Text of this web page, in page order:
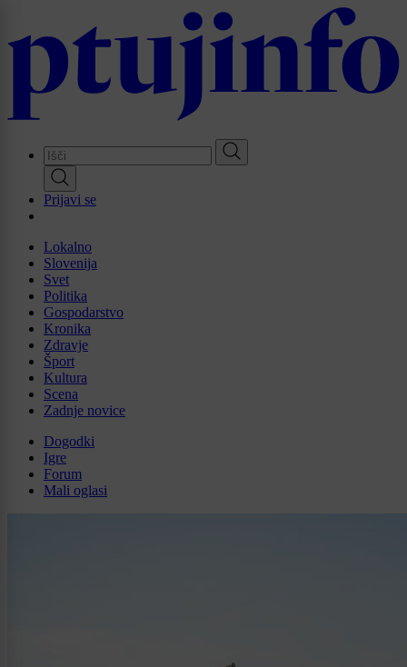
main
Prijavi se
Lokalno
Slovenija
Svet
Politika
Gospodarstvo
Kronika
Zdravje
Šport
Kultura
Scena
Zadnje novice
Dogodki
Igre
Forum
Mali oglasi